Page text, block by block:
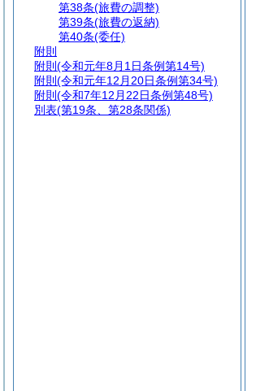
第38条(旅費の調整)
第39条(旅費の返納)
第40条(委任)
附則
附則 (令和元年8月1日条例第14号)
附則 (令和元年12月20日条例第34号)
附則 (令和7年12月22日条例第48号)
別表(第19条、第28条関係)